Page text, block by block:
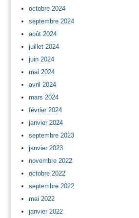
octobre 2024
septembre 2024
août 2024
juillet 2024
juin 2024
mai 2024
avril 2024
mars 2024
février 2024
janvier 2024
septembre 2023
janvier 2023
novembre 2022
octobre 2022
septembre 2022
mai 2022
janvier 2022